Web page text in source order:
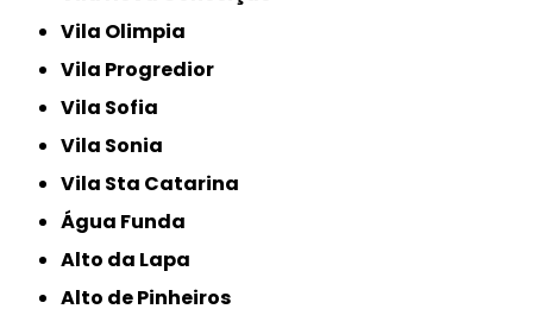
Vila Olimpia
Vila Progredior
Vila Sofia
Vila Sonia
Vila Sta Catarina
Água Funda
Alto da Lapa
Alto de Pinheiros